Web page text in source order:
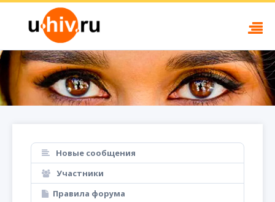
Новые сообщения
Участники
Правила форума